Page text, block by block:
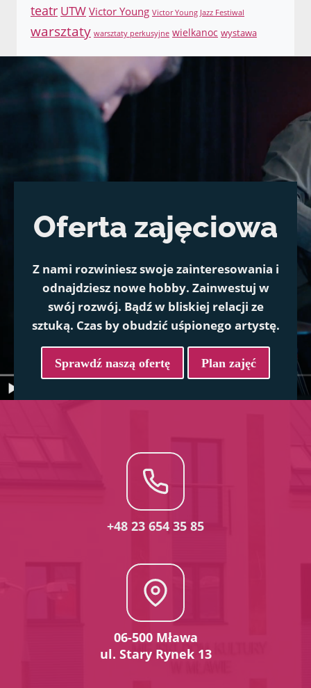
teatr UTW Victor Young Victor Young Jazz Festiwal
warsztaty warsztaty perkusyjne wielkanoc wystawa
Oferta zajęciowa
Z nami rozwiniesz swoje zainteresowania i
odnajdziesz nowe hobby. Zainwestuj w
swój rozwój. Bądź w bliskiej relacji ze
sztuką. Czas by obudzić uśpionego artystę.
Sprawdź naszą ofertę Plan zajęć
+48 23 654 35 85
06-500 Mława
ul. Stary Rynek 13